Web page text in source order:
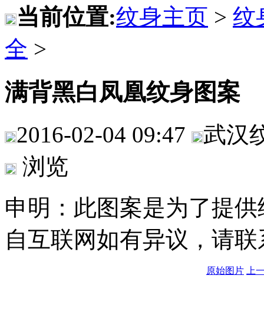
当前位置:纹身主页 > 纹
全 >
满背黑白凤凰纹身图案
2016-02-04 09:47
武汉
浏览
申明：此图案是为了提
自互联网如有异议，请
原始图片 上